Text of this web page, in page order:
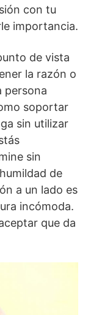
con tu
importancia.
de vista
la razón o
persona
soportar
sin utilizar
sin
de
a un lado es
incómoda.
que da